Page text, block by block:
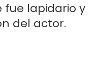
fue lapidario y
del actor.